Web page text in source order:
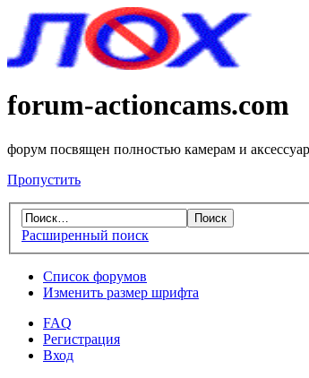
forum-actioncams.com
форум посвящен полностью камерам и
Пропустить
Расширенный поиск
Список форумов
Изменить размер шрифта
FAQ
Регистрация
Вход